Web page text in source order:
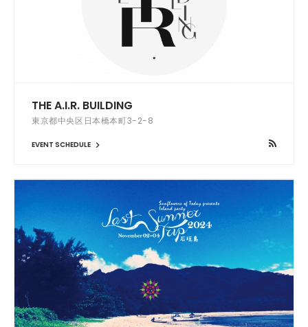
THE A.I.R. BUILDING
東京都中央区日本橋本町3-2-8
EVENT SCHEDULE